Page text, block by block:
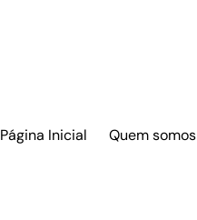
Página Inicial Quem somos